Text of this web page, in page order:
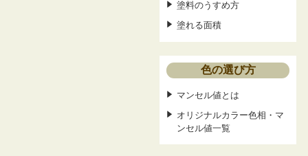
塗料のうすめ方
塗れる面積
色の選び方
マンセル値とは
オリジナルカラー色相・マ
ンセル値一覧